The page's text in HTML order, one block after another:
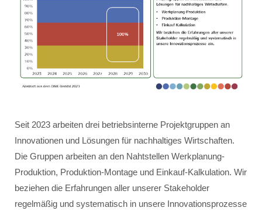
Seit 2023 arbeiten drei betriebsinterne Projektgruppen an
Innovationen und Lösungen für nachhaltiges Wirtschaften.
Die Gruppen arbeiten an den Nahtstellen Werkplanung-
Produktion, Produktion-Montage und Einkauf-Kalkulation. Wir
beziehen die Erfahrungen aller unserer Stakeholder
regelmäßig und systematisch in unsere Innovationsprozesse